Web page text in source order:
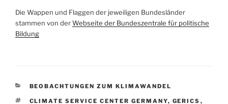
Die Wappen und Flaggen der jeweiligen Bundesländer
stammen von derWebseite der Bundeszentrale für politische
Bildung
KATEGORIEN
BEOBACHTUNGEN ZUM KLIMAWANDEL
SCHLAGWÖRTER
CLIMATE SERVICE CENTER GERMANY, GERICS ,